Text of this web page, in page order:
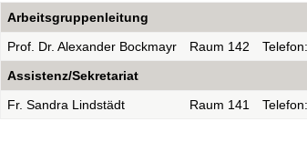
Arbeitsgruppenleitung
Prof. Dr. Alexander Bockmayr
Raum 142
Assistenz/Sekretariat
Fr. Sandra Lindstädt
Raum 141